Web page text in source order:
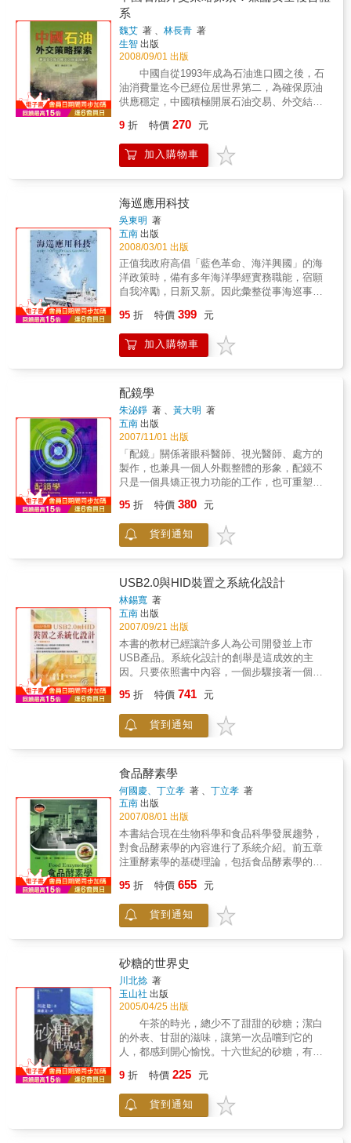
例及自行研發之分類、不可分辨關 係、依賴
度、約簡及核的Matlab 工具箱，以供讀者能做
一實地的練習及驗證結果之用。
系
魏艾 著 、林長青 著
生智 出版
2008/09/01 出版
中國自從1993年成為石油進口國之後，石
油消費量迄今已經位居世界第二，為確保原油
供應穩定，中國積極開展石油交易、外交結
到非洲、從中東到亞太，中國的經濟及軍事實
力已構成歐美國家掌控地緣優勢巨大的挑戰。
東海油田爭奪、麻六甲海峽安全、西伯利亞開
題表面上看似毫無關聯，但其實都可以從中國
石油外交策略中釐清脈絡。鑑於坊間論著對於
上述議題缺乏整合性的分析架構，因此作者針
對中國依賴進口石油所牽動的外交政策轉變，
提出以中國為核心，向外與產油國利益結合所
形塑的安全複合體系，同時整合地緣政治觀點
分析體系潛在問題，試圖以全新的理論架構作
為回應。 本書所提出的石油外交安全複合
體系概念，從中國追求國家發展之整體戰略，
因應產油國政治風險和運輸路線風險，並同時
處理美國、日本及俄羅斯既競爭又合作的微妙
態勢。對於中國未來石油安全與全球石油供應
議題，本書將根據現有理論架構，提出明確的
趨勢預測，便於後繼研究者更有系統地檢驗相
關問題。
9 折 特價 270 元
加入購物車
海巡應用科技
吳東明 著
五南 出版
2008/03/01 出版
正值我政府高倡「藍色革命、海洋興國」的海
洋政策時，備有多年海洋學經實務職能，宿願
自我淬勵，日新又新。因此彙整從事海巡事務
書內容概有說明港口國管制制度的設置宗旨及
工作目標，相較於國際社會在港口國管制制度
的蓬勃發展，對於我國海事安全及環境保育等
衛保安、犯罪偵查、海難搜救、油污防治、航
行安全及環境保育等執法要務。謹以美國海岸
防衛隊為見賢思齊借鏡，期能為我國海域巡防
及執法等事務規畫，提供建言，審慎研析我國
現存組織功能問題，或為我國海岸巡防署組織
功能規畫參考。 本書提供印度政府所制定的海
域法，賦予該國家專屬經濟區水域的經驗，介
紹其海岸防衛隊的現有組織、海巡艦艇及航空
器等現況，及其海域監控科技發展趨勢及科技
歐盟新船型的設計概念誕生擴充應用其現有海
軍系統功能的貨櫃化及標準化等理念，裝載各
式艦載裝備等，以達到滿足快速更換武器及應
勤裝備等需求。最後，探討美國海岸防衛隊如
何著手應用科技設備採購，說明整合海岸防衛
隊設備系統，並且定義該系統如何作出提議解
決方案，進而提供我海岸巡防機關未來前瞻二○
年發展計畫所需建置各式功能船艦時，船務技
術人員有所參考應用。
95 折 特價 399 元
加入購物車
配鏡學
朱泌錚 著 、黃大明 著
五南 出版
2007/11/01 出版
「配鏡」關係著眼科醫師、視光醫師、處方的
製作，也兼具一個人外觀整體的形象，配鏡不
只是一個具矯正視力功能的工作，也可重塑造
「配鏡學」為視光教育中的核心科目，而環顧
國內視光專業書籍菁蕪紛雜，業者自我進修管
道缺乏；於此，作者以從業三十年資深先進，
見解。本書內容包括第一章生理、第二章光
學、第三章儀器、第四章鏡框以及第五章鏡
片，涵蓋「配鏡學」的 基礎與所有重要項目；
第六章在試題與解說中，附上測試題目以供讀
者進行自我檢測。因此，此書對視光系科的在
學學生或是視光從業人員而言，其價值是不容
置疑 的；對於精進的配鏡專業技術，也將有極
大的助益。
95 折 特價 380 元
貨到通知
USB2.0與HID裝置之系統化設計
林錫寬 著
五南 出版
2007/09/21 出版
本書的教材已經讓許多人為公司開發並上市
USB產品。系統化設計的創舉是這成效的主
因。只要依照書中內容，一個步驟接著一個步
置。以多媒體鍵盤當作樣板，再藉由書中四個
裝置設計練習就可以熟練系統化設計技巧和瞭
解市售真實USB裝置的原理。尤其最後一個雙
本書成為絕佳的教科書。除了USB裝置設計課
程外，也可以當作進階微控器課程的教科書。
第一部分對USB2.0規範書作了清晰明確的介
紹，又提供許多範例和練習，可以單獨成為
USB通識的教材，更是USB裝置開發工程師必
備的參考工具。本書備有教師手冊光碟，可以
用於教導SN8P和Cypress的USB微控器。
95 折 特價 741 元
貨到通知
食品酵素學
何國慶、丁立孝 著 、丁立孝 著
五南 出版
2007/08/01 出版
本書結合現在生物科學和食品科學發展趨勢，
對食品酵素學的內容進行了系統介紹。前五章
注重酵素學的基礎理論，包括食品酵素學的背
反應動力學知識、固定化酵素與固定化細胞、
酵素分子改造與修飾等內容。 從食品酵素學的
發展、酵素的獲得、分離的純化、動力學特性
域中的廣泛應用，涉及酵素在食品加工、貯藏
保鮮、發酵、食品分析、保健食品及酵素與食
品衛生和安全的關係等方面的知識。內容新
穎、瞄準前沿、突出應用，通過應用實例闡述
了酵素與食品工業實踐的密切關係，是本書的
濃墨重筆和新穎之處。 & 本書注重食品酵素學
的實踐應用兼顧酵素學的基礎理論，既可作為
大專院校食品專業教材，也可供食品科研、食
品生產等部門的有關技術人員參考。
95 折 特價 655 元
貨到通知
砂糖的世界史
川北捻 著
玉山社 出版
2005/04/25 出版
午茶的時光，總少不了甜甜的砂糖；潔白
的外表、甘甜的滋味，讓第一次品嚐到它的
人，都感到開心愉悅。十六世紀的砂糖，有藥
用；十七世紀的砂糖革命，使原本連作夢都想
不到的砂糖大量流入歐洲，讓加勒比海上的島
嶼，一夕之間轉變成一個個的砂糖種植園，也
9 折 特價 225 元
貨到通知